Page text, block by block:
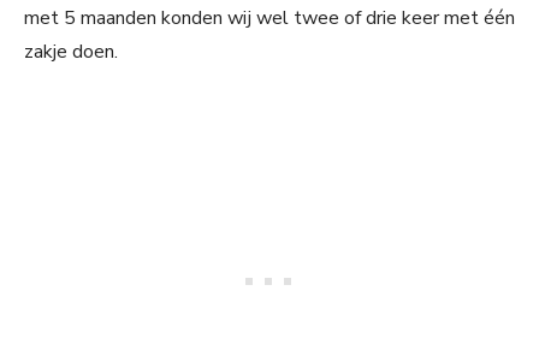
met 5 maanden konden wij wel twee of drie keer met één
zakje doen.